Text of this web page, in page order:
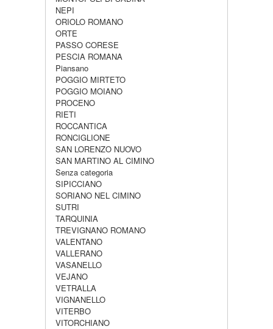
NEPI
ORIOLO ROMANO
ORTE
PASSO CORESE
PESCIA ROMANA
Piansano
POGGIO MIRTETO
POGGIO MOIANO
PROCENO
RIETI
ROCCANTICA
RONCIGLIONE
SAN LORENZO NUOVO
SAN MARTINO AL CIMINO
Senza categoria
SIPICCIANO
SORIANO NEL CIMINO
SUTRI
TARQUINIA
TREVIGNANO ROMANO
VALENTANO
VALLERANO
VASANELLO
VEJANO
VETRALLA
VIGNANELLO
VITERBO
VITORCHIANO